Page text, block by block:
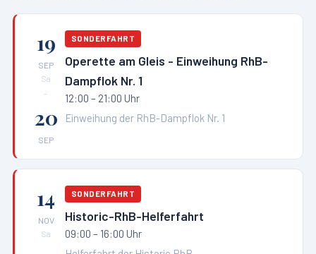
19
SEP
Sa
–
20
SEP
SONDERFAHRT
Operette am Gleis - Einweihung RhB-
Dampflok Nr. 1
12:00 – 21:00 Uhr
Einweihung der RhB-Dampflok Nr. 1
14
NOV
Sa
SONDERFAHRT
Historic-RhB-Helferfahrt
09:00 – 16:00 Uhr